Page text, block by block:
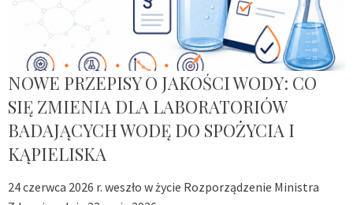
NOWE PRZEPISY O JAKOŚCI WODY: CO
SIĘ ZMIENIA DLA LABORATORIÓW
BADAJĄCYCH WODĘ DO SPOŻYCIA I
KĄPIELISKA
24 czerwca 2026 r. weszło w życie Rozporządzenie Ministra